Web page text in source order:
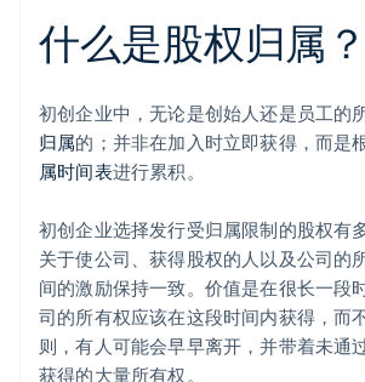
什么是股权归属？
初创企业中，无论是创始人还是员工的
归属的；并非在加入时立即获得，而是
属时间表进行累积。
初创企业选择发行受归属限制的股权有
关于使公司、获得股权的人以及公司的
间的激励保持一致。价值是在很长一段
司的所有权应该在这段时间内获得，而
则，有人可能会早早离开，并带着未通
获得的大量所有权。